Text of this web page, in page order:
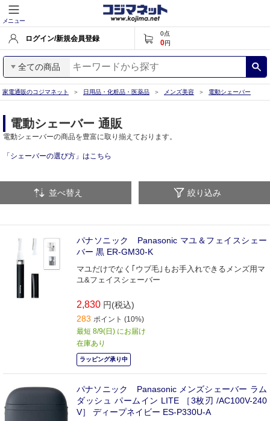
メニュー
ログイン/新規会員登録
0点
0円
全ての商品
家電通販のコジマネット 日用品・化粧品・医薬品 メンズ美容 電動シェーバー
電動シェーバー 通販
電動シェーバーの商品を豊富に取り揃えております。
「シェーバーの選び方」はこちら
並べ替え 絞り込み
パナソニック Panasonic マユ＆フェイスシェー
バー 黒 ER-GM30-K
マユだけでなく｢ウブ毛｣もお手入れできるメンズ用マ
ユ&フェイスシェーバー
2,830 円(税込)
283 ポイント (10%)
最短 8/9(日) にお届け
在庫あり
ラッピング承り中
パナソニック Panasonic メンズシェーバー ラム
ダッシュ パームイン LITE ［3枚刃 /AC100V-240
V］ ディープネイビー ES-P330U-A